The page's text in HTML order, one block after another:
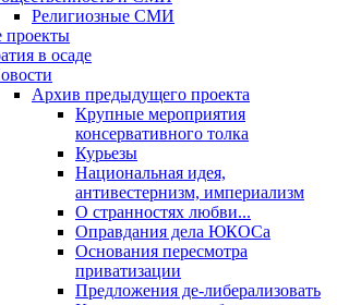
Религиозные СМИ
проекты
в осаде
Архив предыдущего проекта
Крупные мероприятия
консервативного толка
Курьезы
Национальная идея,
антивестернизм, империализм
О странностях любви...
Оправдания дела ЮКОСа
Основания пересмотра
приватизации
Предложения де-либерализовать